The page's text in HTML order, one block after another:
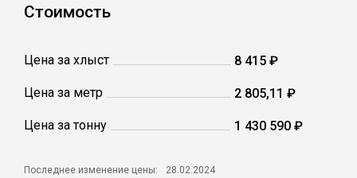
Сетка кладочная
Круги абразивные
Стоимость
Цена за хлыст 8 415 ₽
Цена за метр 2 805,11 ₽
Цена за тонну 1 430 590 ₽
Последнее изменение цены: 28.02.2024